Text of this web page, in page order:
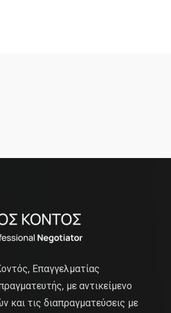
Επαγγελματίας
με αντικείμενο
και τις διαπραγματεύσεις με